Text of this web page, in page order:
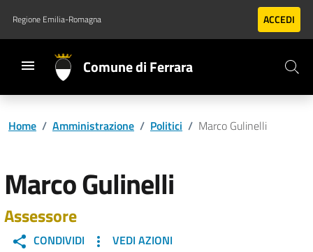
Vai al contenuto principale
Vai al footer
Regione Emilia-Romagna ACCEDI
Comune di Ferrara
Home / Amministrazione / Politici / Marco Gulinelli
Marco Gulinelli
Assessore
CONDIVIDI VEDI AZIONI